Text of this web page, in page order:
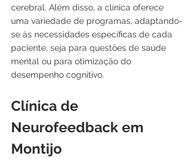
cerebral. Além disso, a clínica oferece
uma variedade de programas, adaptando-
se às necessidades específicas de cada
paciente, seja para questões de saúde
mental ou para otimização do
desempenho cognitivo.
Clínica de
Neurofeedback em
Montijo